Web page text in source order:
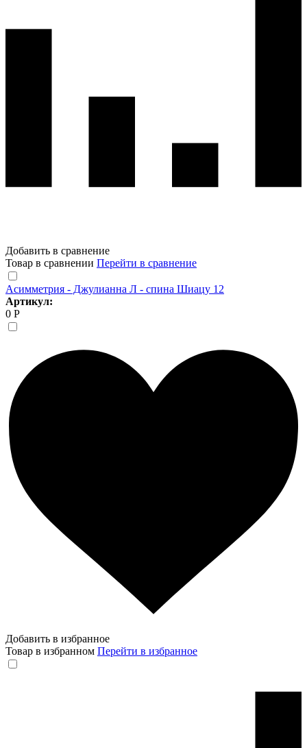
Добавить в сравнение
Товар в сравнении Перейти в сравнение
Асимметрия - Джулианна Л - спина Шиацу 12
Артикул:
0 Р
Добавить в избранное
Товар в избранном Перейти в избранное